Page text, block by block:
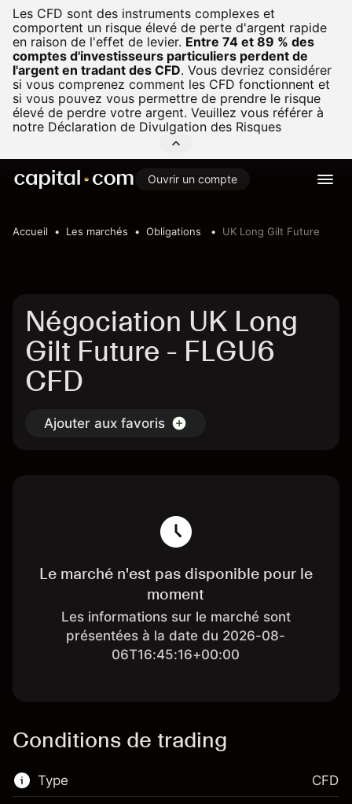
Les CFD sont des instruments complexes et
comportent un risque élevé de perte d'argent rapide
en raison de l'effet de levier. Entre 74 et 89 % des
comptes d'investisseurs particuliers perdent de
l'argent en tradant des CFD. Vous devriez considérer
si vous comprenez comment les CFD fonctionnent et
si vous pouvez vous permettre de prendre le risque
élevé de perdre votre argent. Veuillez vous référer à
notre Déclaration de Divulgation des Risques
Ouvrir un compte
Accueil Les marchés Obligations UK Long Gilt Future
Négociation UK Long
Gilt Future - FLGU6
CFD
Ajouter aux favoris
Le marché n'est pas disponible pour le
moment
Les informations sur le marché sont
présentées à la date du 2026-08-
06T16:45:16+00:00
Conditions de trading
Type CFD